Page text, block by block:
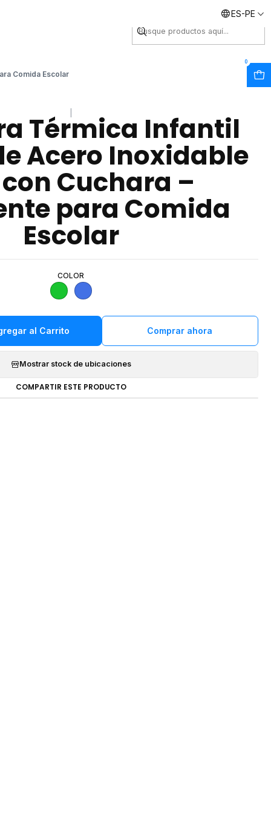
0
ES-PE
Comida Escolar
Térmica Infantil
Acero Inoxidable
Cuchara –
para Comida
Escolar
COLOR
al Carrito Comprar ahora
Mostrar stock de ubicaciones
COMPARTIR ESTE PRODUCTO